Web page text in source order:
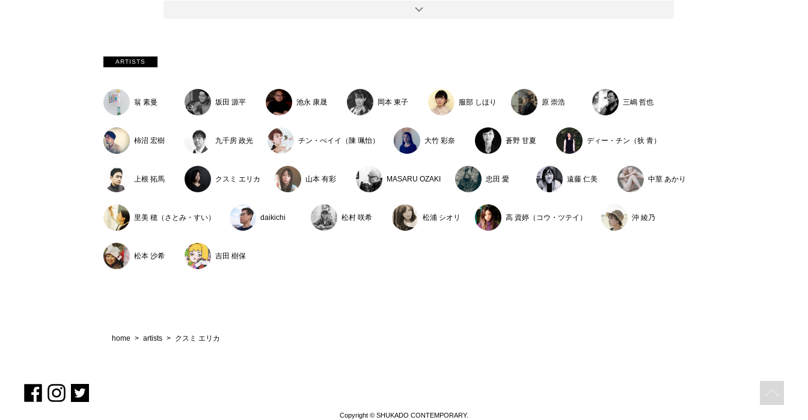
「ART FAIR SAPPORO 2016」（ギャラリー門馬／クロスホテル札幌・北海道）
「ジ・アートフェア+プリュスーウルトラ2016」（スパイラル／東京）
「FAbULOUS WALL featuring クスミエリカ」（FAbULOUS／北海道）
「Planter」KIITOS（キートスヘアデザイン／北海道）
2014
北海道文化財団アートスペース企画展Vol.19 クスミエリカ展「ambivalence」（北海道文化財団アートスペース／北海道）
2012 「白の虚像」（salon cojica／北海道）
ARTISTS
翁 素曼 坂田 源平 池永 康晟 岡本 東子 服部 しほり 原 崇浩 三嶋 哲也
柿沼 宏樹 九千房 政光 チン・ぺイイ（陳 珮怡） 大竹 彩奈 蒼野 甘夏 ディー・チン（狄 青）
上根 拓馬 クスミ エリカ 山本 有彩 MASARU OZAKI 忠田 愛 遠藤 仁美 中莖 あかり
里美 穂（さとみ・すい） daikichi 松村 咲希 松浦 シオリ 高 資婷（コウ・ツテイ） 沖 綾乃
松本 沙希 吉田 樹保
home > artists > クスミ エリカ
Copyright © SHUKADO CONTEMPORARY.